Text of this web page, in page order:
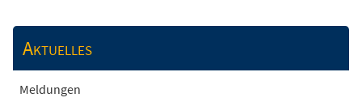
Aktuelles
Meldungen